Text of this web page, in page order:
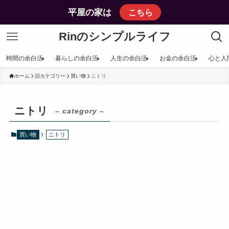
平屋の家は こちら
Rinのシンプルライフ
時間の余白活 暮らしの余白活 人生の余白活 お金の余白活 心と人
ホーム 旧カテゴリー 買い物 ニトリ
ニトリ – category –
買い物 ニトリ